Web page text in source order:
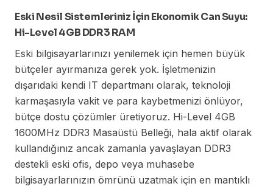
Eski Nesil Sistemleriniz İçin Ekonomik Can Suyu:
Hi-Level 4GB DDR3 RAM
Eski bilgisayarlarınızı yenilemek için hemen büyük
bütçeler ayırmanıza gerek yok. İşletmenizin
dışarıdaki kendi IT departmanı olarak, teknoloji
karmaşasıyla vakit ve para kaybetmenizi önlüyor,
bütçe dostu çözümler üretiyoruz. Hi-Level 4GB
1600MHz DDR3 Masaüstü Belleği, hala aktif olarak
kullandığınız ancak zamanla yavaşlayan DDR3
destekli eski ofis, depo veya muhasebe
bilgisayarlarınızın ömrünü uzatmak için en mantıklı